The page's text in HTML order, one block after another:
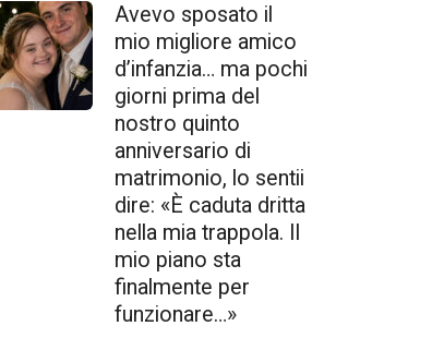
Avevo sposato il
mio migliore amico
d’infanzia… ma pochi
giorni prima del
nostro quinto
anniversario di
matrimonio, lo sentii
dire: «È caduta dritta
nella mia trappola. Il
mio piano sta
finalmente per
funzionare…»